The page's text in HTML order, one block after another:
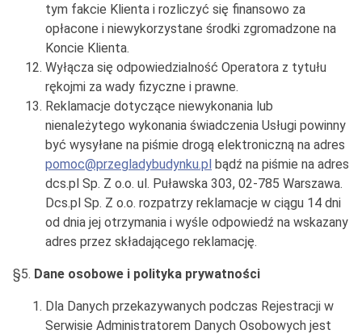
tym fakcie Klienta i rozliczyć się finansowo za
opłacone i niewykorzystane środki zgromadzone na
Koncie Klienta.
Wyłącza się odpowiedzialność Operatora z tytułu
rękojmi za wady fizyczne i prawne.
Reklamacje dotyczące niewykonania lub
nienależytego wykonania świadczenia Usługi powinny
być wysyłane na piśmie drogą elektroniczną na adres
pomoc@przegladybudynku.pl bądź na piśmie na adres
dcs.pl Sp. Z o.o. ul. Puławska 303, 02-785 Warszawa.
Dcs.pl Sp. Z o.o. rozpatrzy reklamacje w ciągu 14 dni
od dnia jej otrzymania i wyśle odpowiedź na wskazany
adres przez składającego reklamację.
§5. Dane osobowe i polityka prywatności
Dla Danych przekazywanych podczas Rejestracji w
Serwisie Administratorem Danych Osobowych jest